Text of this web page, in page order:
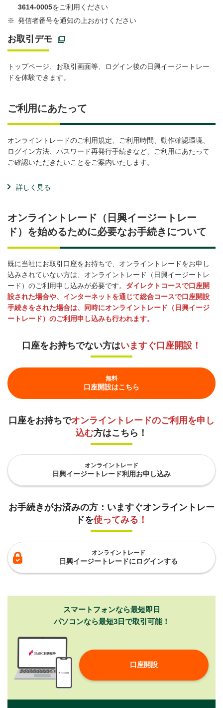
3614-0005をご利用ください
※ 発信者番号を通知の上おかけください
お取引デモ
トップページ、お取引画面等、ログイン後の日興イージートレー
ドを体験できます。
ご利用にあたって
オンライントレードのご利用規定、ご利用時間、動作確認環境、
ログイン方法、パスワード再発行手続きなど、ご利用にあたって
ご確認いただきたいことをご案内いたします。
詳しく見る
オンライントレード（日興イージートレー
ド）を始めるために必要なお手続きについて
既に当社にお取引口座をお持ちで、オンライントレードをお申し
込みされていない方は、オンライントレード（日興イージートレ
ード）のご利用申し込みが必要です。 ダイレクトコースで口座開
設された場合や、インターネットを通じて総合コースで口座開設
手続きをされた場合は、同時にオンライントレード（日興イージ
ートレード）のご利用申し込みも行われます。
口座をお持ちでない方はいますぐ口座開設！
無料
口座開設はこちら
口座をお持ちでオンライントレードのご利用を申し
込む方はこちら！
オンライントレード
日興イージートレード利用お申し込み
お手続きがお済みの方：いますぐオンライントレー
ドを使ってみる！
オンライントレード
日興イージートレードにログインする
スマートフォンなら最短即日
パソコンなら最短3日で取引可能！
口座開設